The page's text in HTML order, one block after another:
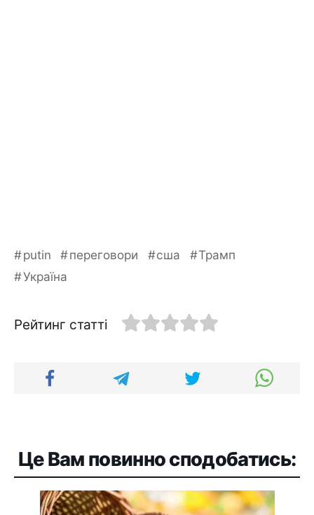
putin переговори сша
Трамп
Україна
Рейтинг статті
Це Вам повинно сподобатись: